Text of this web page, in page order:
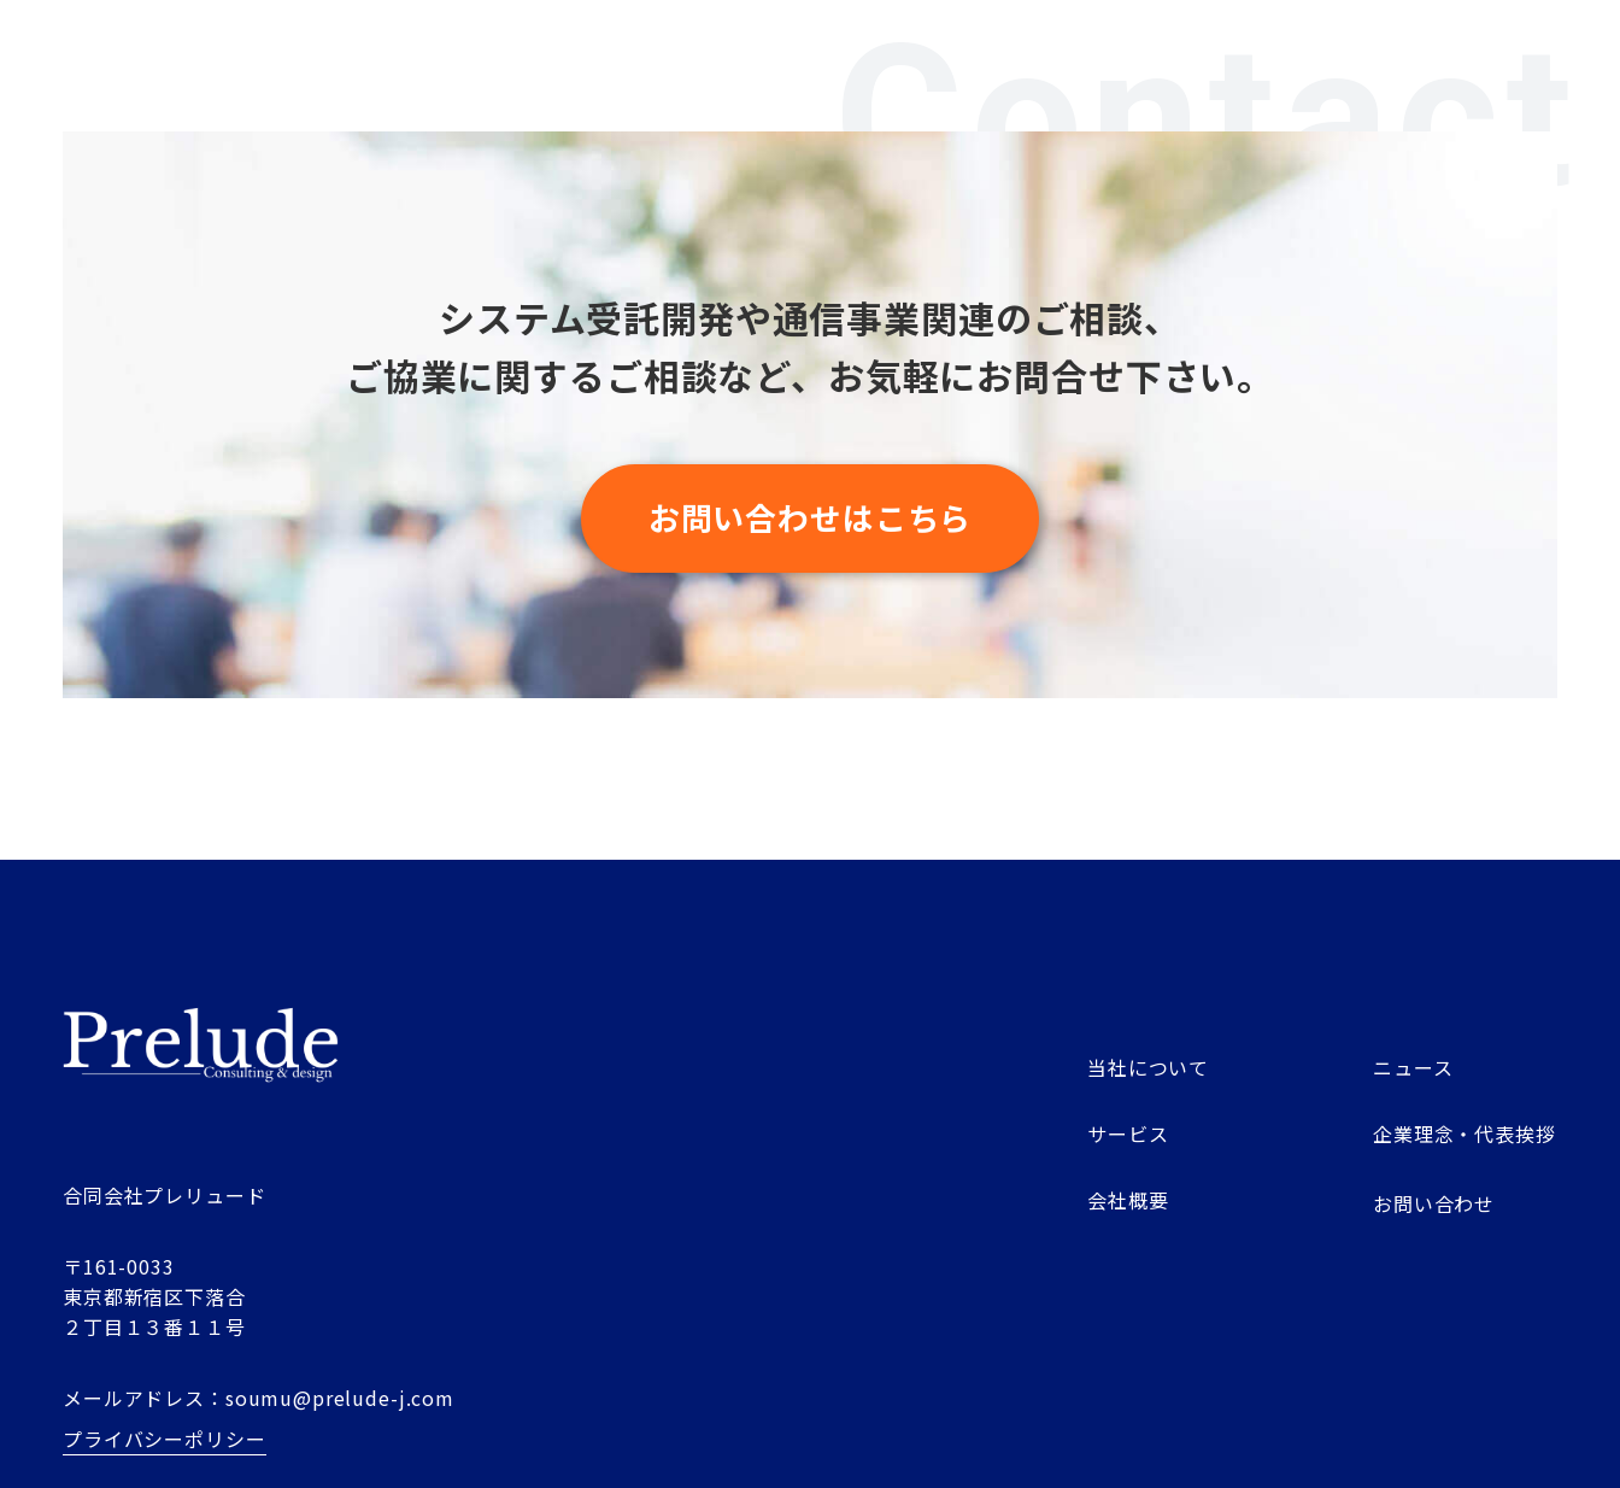
Contact
システム受託開発や通信事業関連のご相談、
ご協業に関するご相談など、お気軽にお問合せ下さい。
お問い合わせはこちら
合同会社プレリュード
〒161-0033
東京都新宿区下落合
２丁目１３番１１号
メールアドレス： soumu@prelude-j.com
当社について ニュース
サービス 企業理念・代表挨拶
会社概要 お問い合わせ
プライバシーポリシー